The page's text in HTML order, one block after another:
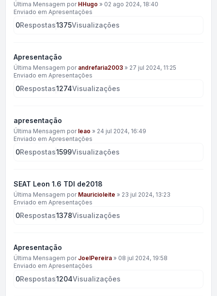
Última Mensagem por HHugo » 02 ago 2024, 18:40
Enviado em Apresentações
0Respostas1375Visualizações
Apresentação
Última Mensagem por andrefaria2003 » 27 jul 2024, 11:25
Enviado em Apresentações
0Respostas1274Visualizações
apresentação
Última Mensagem por leao » 24 jul 2024, 16:49
Enviado em Apresentações
0Respostas1599Visualizações
SEAT Leon 1.6 TDI de2018
Última Mensagem por Mauricioleite » 23 jul 2024, 13:23
Enviado em Apresentações
0Respostas1378Visualizações
Apresentação
Última Mensagem por JoelPereira » 08 jul 2024, 19:58
Enviado em Apresentações
0Respostas1204Visualizações